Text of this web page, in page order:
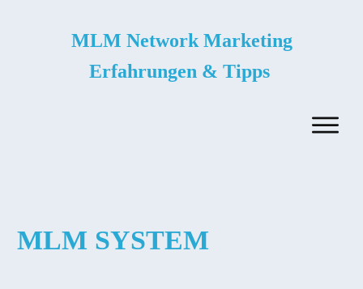
MLM Network Marketing
Erfahrungen & Tipps
MLM SYSTEM